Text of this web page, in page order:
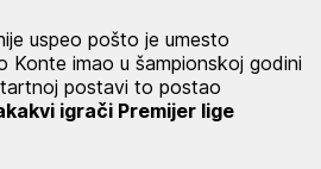
uspeo pošto je umesto
Konte imao u šampionskoj godini
postavi to postao
igrači Premijer lige